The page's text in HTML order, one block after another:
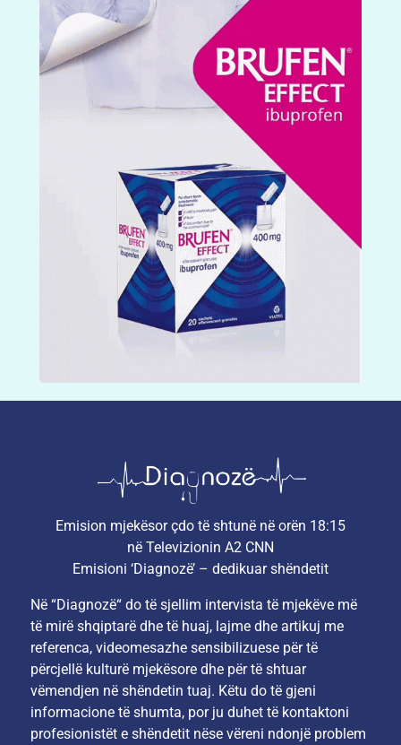
Emision mjekësor çdo të shtunë në orën 18:15
në Televizionin A2 CNN
Emisioni ‘Diagnozë’ – dedikuar shëndetit
Në “Diagnozë“ do të sjellim intervista të mjekëve më
të mirë shqiptarë dhe të huaj, lajme dhe artikuj me
referenca, videomesazhe sensibilizuese për të
përcjellë kulturë mjekësore dhe për të shtuar
vëmendjen në shëndetin tuaj. Këtu do të gjeni
informacione të shumta, por ju duhet të kontaktoni
profesionistët e shëndetit nëse vëreni ndonjë problem